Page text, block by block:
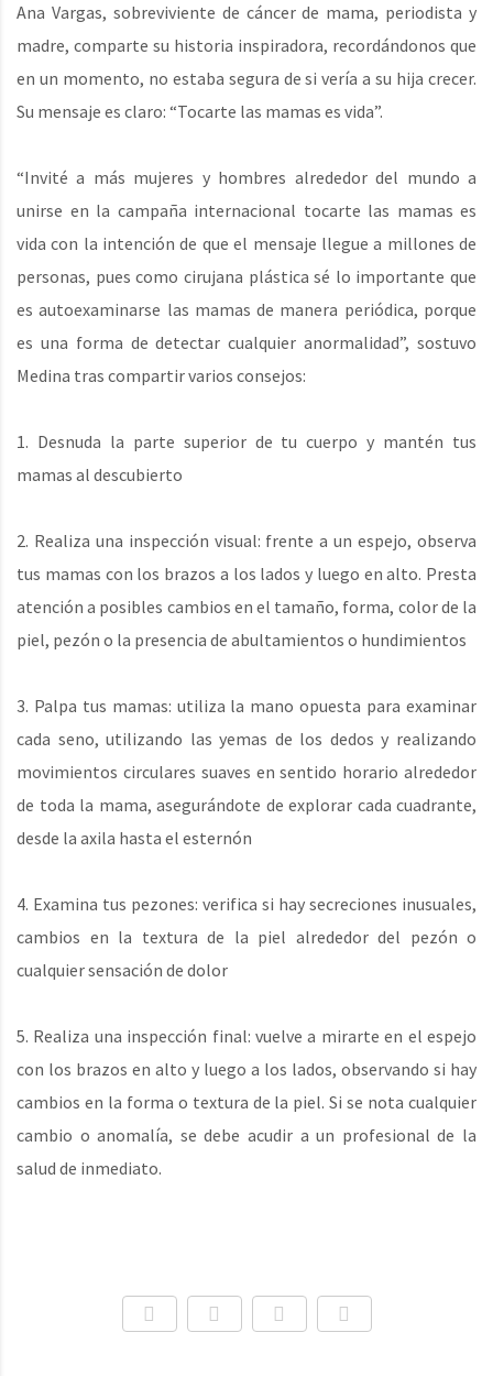
Ana Vargas, sobreviviente de cáncer de mama, periodista y
madre, comparte su historia inspiradora, recordándonos que
en un momento, no estaba segura de si vería a su hija crecer.
Su mensaje es claro: “Tocarte las mamas es vida”.
“Invité a más mujeres y hombres alrededor del mundo a
unirse en la campaña internacional tocarte las mamas es
vida con la intención de que el mensaje llegue a millones de
personas, pues como cirujana plástica sé lo importante que
es autoexaminarse las mamas de manera periódica, porque
es una forma de detectar cualquier anormalidad”, sostuvo
Medina tras compartir varios consejos:
1. Desnuda la parte superior de tu cuerpo y mantén tus
mamas al descubierto
2. Realiza una inspección visual: frente a un espejo, observa
tus mamas con los brazos a los lados y luego en alto. Presta
atención a posibles cambios en el tamaño, forma, color de la
piel, pezón o la presencia de abultamientos o hundimientos
3. Palpa tus mamas: utiliza la mano opuesta para examinar
cada seno, utilizando las yemas de los dedos y realizando
movimientos circulares suaves en sentido horario alrededor
de toda la mama, asegurándote de explorar cada cuadrante,
desde la axila hasta el esternón
4. Examina tus pezones: verifica si hay secreciones inusuales,
cambios en la textura de la piel alrededor del pezón o
cualquier sensación de dolor
5. Realiza una inspección final: vuelve a mirarte en el espejo
con los brazos en alto y luego a los lados, observando si hay
cambios en la forma o textura de la piel. Si se nota cualquier
cambio o anomalía, se debe acudir a un profesional de la
salud de inmediato.